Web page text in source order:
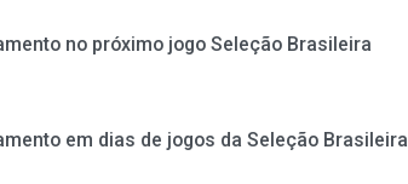
no próximo jogo Seleção Brasileira
em dias de jogos da Seleção Brasileira